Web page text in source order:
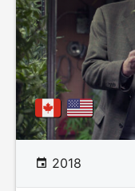
2018